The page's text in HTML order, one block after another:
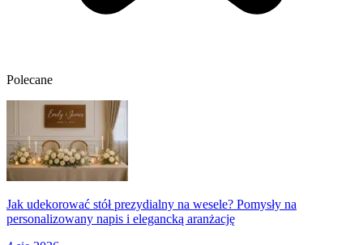
Polecane
Jak udekorować stół prezydialny na wesele? Pomysły na
personalizowany napis i elegancką aranżację